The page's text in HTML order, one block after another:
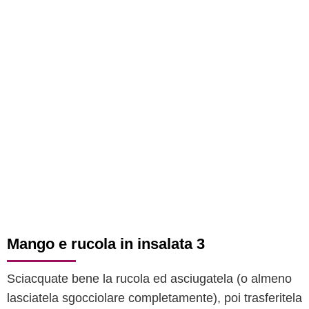
Mango e rucola in insalata 3
Sciacquate bene la rucola ed asciugatela (o almeno
lasciatela sgocciolare completamente), poi trasferitela